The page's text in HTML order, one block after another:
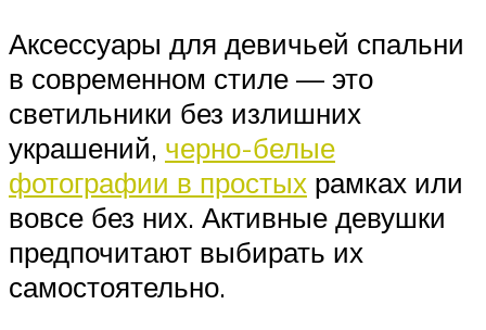
Аксессуары для девичьей спальни
в современном стиле — это
светильники без излишних
украшений, черно-белые
фотографии в простых рамках или
вовсе без них. Активные девушки
предпочитают выбирать их
самостоятельно.